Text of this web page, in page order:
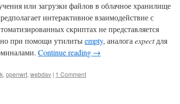
или загрузки файлов в облачное хранилище
интерактивное взаимодействие с
скриптах не представляется
при помощи утилитыempty, аналога expectдля
Continue reading →
, openwrt, webdav | 1 Comment